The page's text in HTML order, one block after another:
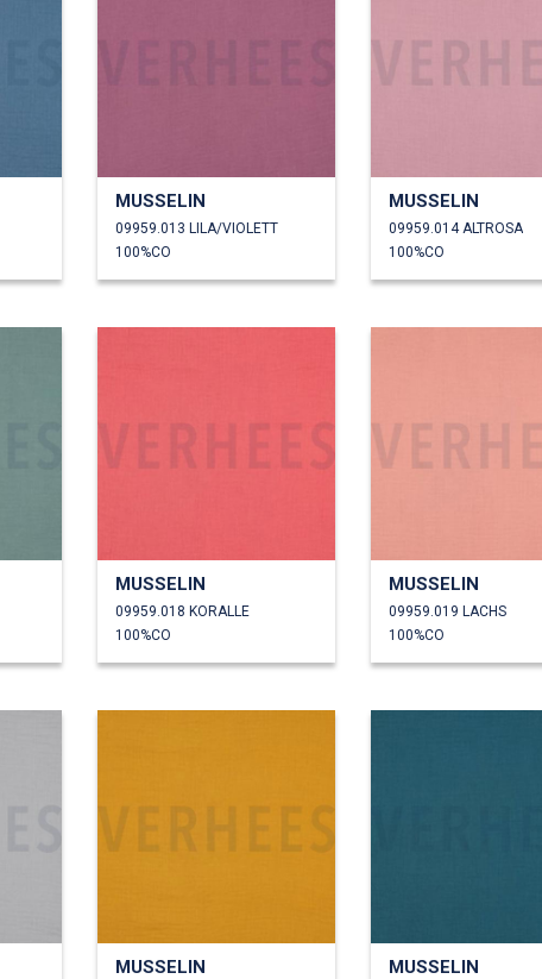
MUSSELIN
09959.013 LILA/VIOLETT
100%CO
MUSSELIN
09959.014 ALTROSA
100%CO
MUSSELIN
09959.018 KORALLE
100%CO
MUSSELIN
09959.019 LACHS
100%CO
MUSSELIN MUSSELIN